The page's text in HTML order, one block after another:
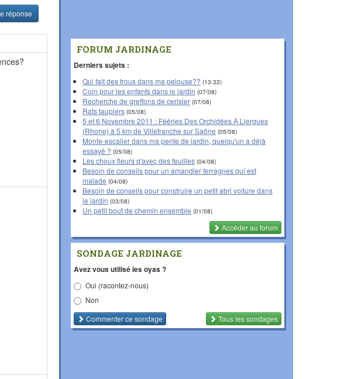
réponse
FORUM JARDINAGE
Derniers sujets :
Qui fait des trous dans ma pelouse?? (13:32)
Coin pour les enfants dans le jardin (07/08)
Recherche de greffons de cerisier (07/08)
Rats taupiers (05/08)
5 et 6 Novembre 2011 : Fééries Des Orchidées À Liergues
(Rhone) à 5 km de Villefranche sur Saône (05/08)
Monte-escalier dans ma pente de jardin, quelqu'un a déjà
essayé ? (05/08)
Les choux fleurs q'avec des feuilles (04/08)
Besoin de conseils pour un amandier ferragnes qui est
malade (04/08)
Besoin de conseils pour construire un petit abri voiture dans
le jardin (03/08)
Un petit bout de chemin ensemble (01/08)
Accéder au forum
SONDAGE JARDINAGE
Avez vous utilisé les oyas ?
Oui (racontez-nous)
Non
Commenterce sondage Tous les sondages